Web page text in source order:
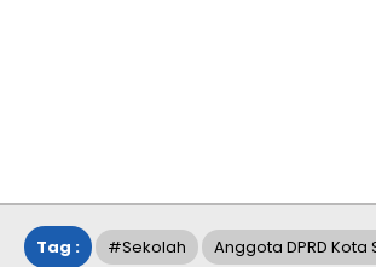
Tag : #Sekolah Anggota DPRD Kota